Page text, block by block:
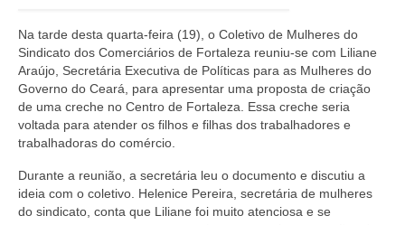
Na tarde desta quarta-feira (19), o Coletivo de Mulheres do
Sindicato dos Comerciários de Fortaleza reuniu-se com Liliane
Araújo, Secretária Executiva de Políticas para as Mulheres do
Governo do Ceará, para apresentar uma proposta de criação
de uma creche no Centro de Fortaleza. Essa creche seria
voltada para atender os filhos e filhas dos trabalhadores e
trabalhadoras do comércio.
Durante a reunião, a secretária leu o documento e discutiu a
ideia com o coletivo. Helenice Pereira, secretária de mulheres
do sindicato, conta que Liliane foi muito atenciosa e se